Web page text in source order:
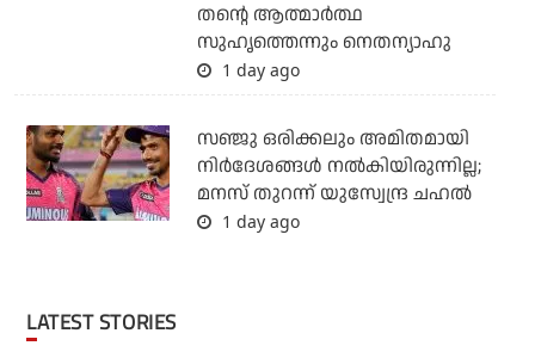
തന്റെ ആത്മാര്‍ത്ഥ
സുഹൃത്തെന്നും നെതന്യാഹു
1 day ago
സഞ്ജു ഒരിക്കലും അമിതമായി
നിര്‍ദേശങ്ങള്‍ നല്‍കിയിരുന്നില്ല;
മനസ് തുറന്ന് യുസ്വേന്ദ്ര ചഹല്‍
1 day ago
LATEST STORIES